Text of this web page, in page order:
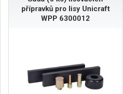
přípravků pro lisy Unicraft
WPP 6300012